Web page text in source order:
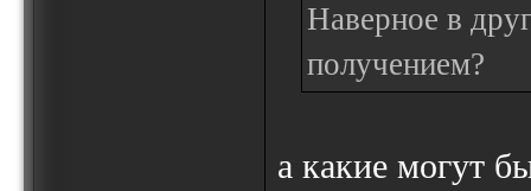
Наверное в
получением?
а какие могут